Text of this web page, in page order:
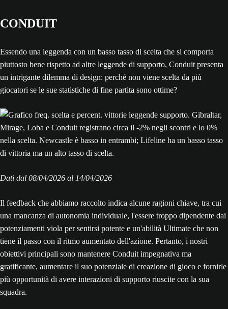
CONDUIT
Essendo una leggenda con un basso tasso di scelta che si comporta
piuttosto bene rispetto ad altre leggende di supporto, Conduit presenta
un intrigante dilemma di design: perché non viene scelta da più
giocatori se le sue statistiche di fine partita sono ottime? ​
Dati dal 08/‌04/‌2026 al 14/‌04/‌2026
Il feedback che abbiamo raccolto indica alcune ragioni chiave, tra cui
una mancanza di autonomia individuale, l'essere troppo dipendente dai
potenziamenti viola per sentirsi potente e un'abilità Ultimate che non
tiene il passo con il ritmo aumentato dell'azione. Pertanto, i nostri
obiettivi principali sono mantenere Conduit impegnativa ma
gratificante, aumentare il suo potenziale di creazione di gioco e fornirle
più opportunità di avere interazioni di supporto riuscite con la sua
squadra.